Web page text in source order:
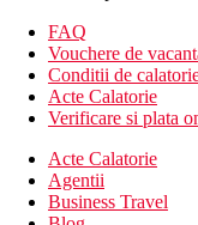
Descrierea hotelului
Hol de
6 restaurante
4 baruri
5 piscine
Sala de fitness
Centru spa
Microbuz la
FAQ
Vouchere de
Conditii de
Acte Calatorie
Verificare si plata
Acte Calatorie
Agentii
Business Travel